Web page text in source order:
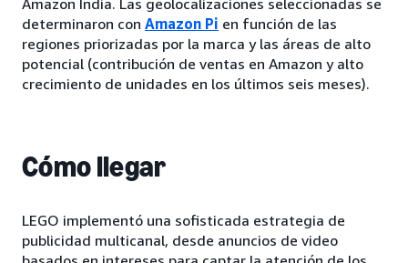
Amazon India. Las geolocalizaciones seleccionadas se
determinaron con Amazon Pi en función de las
regiones priorizadas por la marca y las áreas de alto
potencial (contribución de ventas en Amazon y alto
crecimiento de unidades en los últimos seis meses).
Cómo llegar
LEGO implementó una sofisticada estrategia de
publicidad multicanal, desde anuncios de video